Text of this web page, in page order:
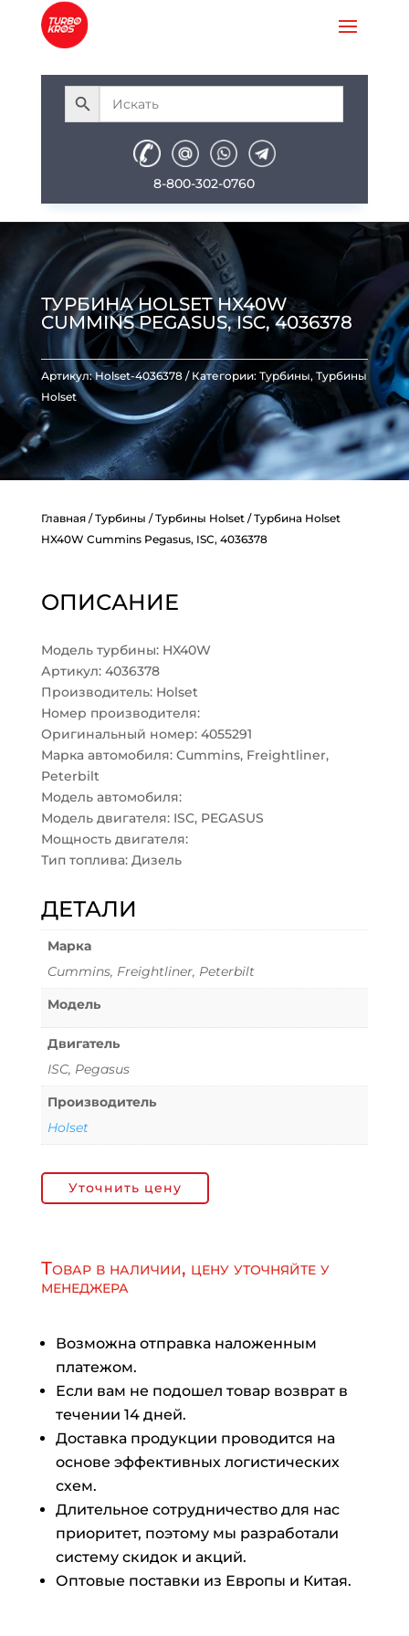
8-800-302-0760
ТУРБИНА HOLSET HX40W
CUMMINS PEGASUS, ISC, 4036378
Артикул:Holset-4036378 Категории: Турбины, Турбины
Holset
Главная/Турбины /Турбины Holset/ Турбина Holset
HX40W Cummins Pegasus, ISC, 4036378
ОПИСАНИЕ
Модель турбины: HX40W
Артикул: 4036378
Производитель: Holset
Номер производителя:
Оригинальный номер: 4055291
Марка автомобиля: Cummins, Freightliner,
Peterbilt
Модель автомобиля:
Модель двигателя: ISC, PEGASUS
Мощность двигателя:
Тип топлива: Дизель
ДЕТАЛИ
Марка
Cummins, Freightliner, Peterbilt
Модель
Двигатель
ISC, Pegasus
Производитель
Holset
Уточнить цену
Товар в наличии, цену уточняйте у
менеджера
Возможна отправка наложенным
платежом.
Если вам не подошел товар возврат в
течении 14 дней.
Доставка продукции проводится на
основе эффективных логистических
схем.
Длительное сотрудничество для нас
приоритет, поэтому мы разработали
систему скидок и акций.
Оптовые поставки из Европы и Китая.